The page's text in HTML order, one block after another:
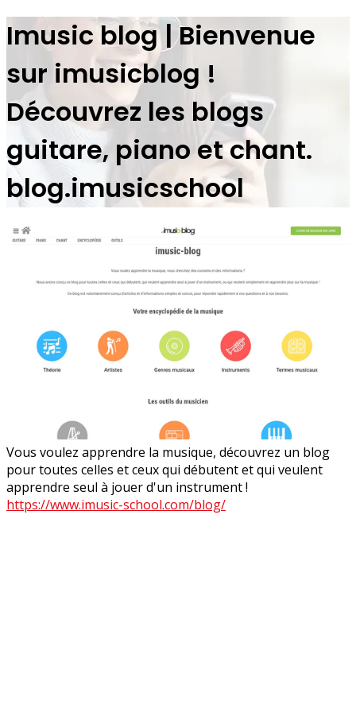
Imusic blog | Bienvenue
sur imusicblog !
Découvrez les blogs
guitare, piano et chant.
blog.imusicschool
Vous voulez apprendre la musique, découvrez un blog
pour toutes celles et ceux qui débutent et qui veulent
apprendre seul à jouer d'un instrument !
https://www.imusic-school.com/blog/